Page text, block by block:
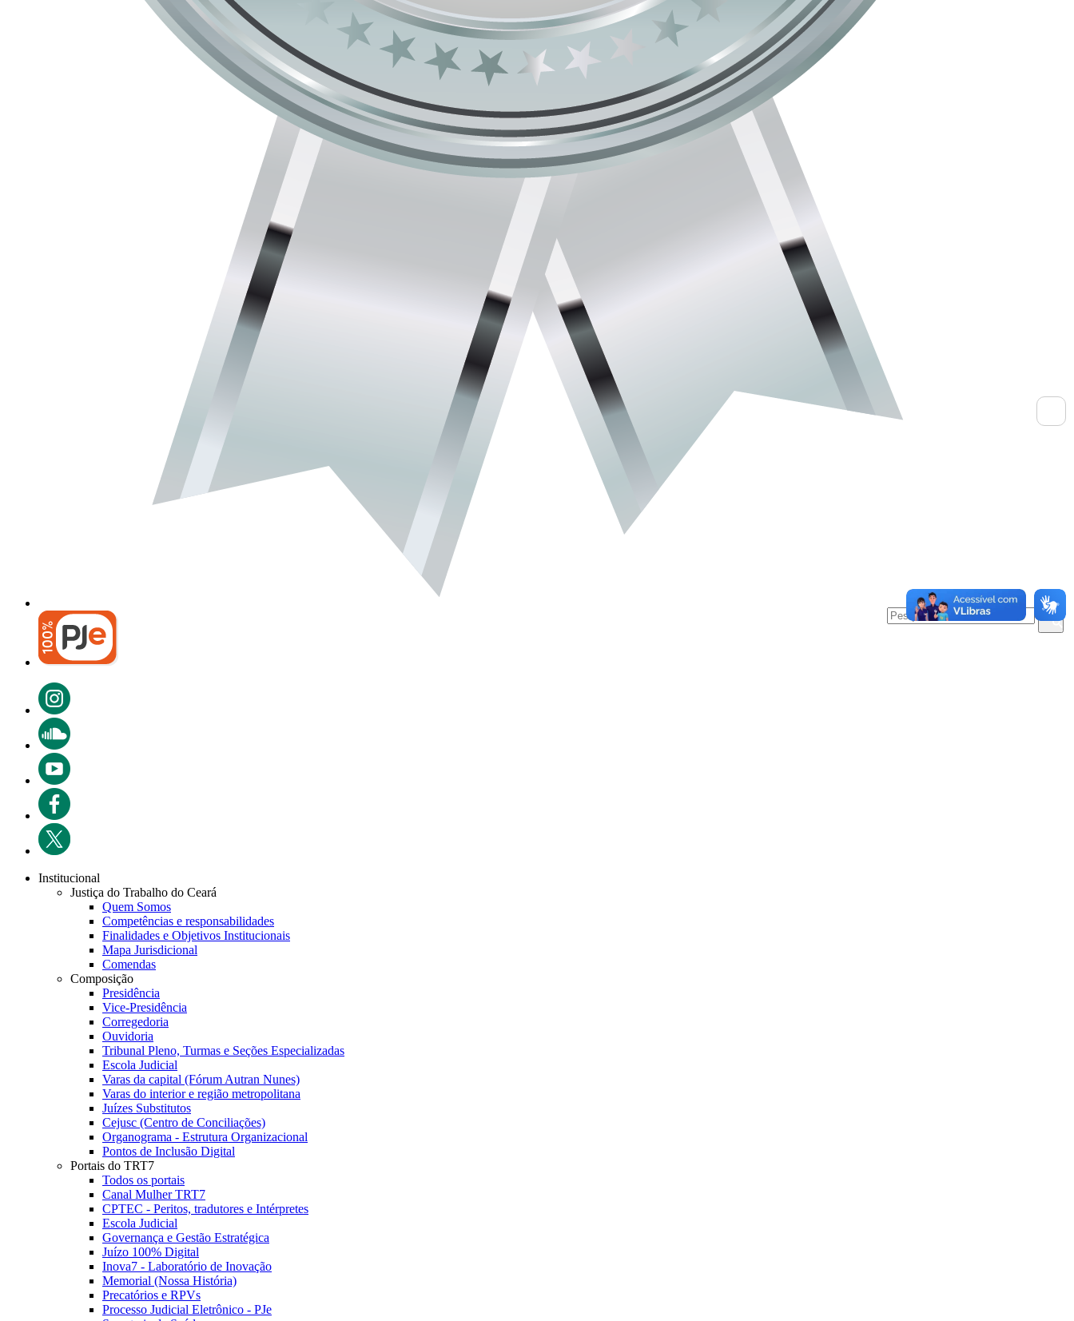
Institucional
Justiça do Trabalho do Ceará
Quem Somos
Competências e responsabilidades
Finalidades e Objetivos Institucionais
Mapa Jurisdicional
Comendas
Composição
Presidência
Vice-Presidência
Corregedoria
Ouvidoria
Tribunal Pleno, Turmas e Seções Especializadas
Escola Judicial
Varas da capital (Fórum Autran Nunes)
Varas do interior e região metropolitana
Juízes Substitutos
Cejusc (Centro de Conciliações)
Organograma - Estrutura Organizacional
Pontos de Inclusão Digital
Portais do TRT7
Todos os portais
Canal Mulher TRT7
CPTEC - Peritos, tradutores e Intérpretes
Escola Judicial
Governança e Gestão Estratégica
Juízo 100% Digital
Inova7 - Laboratório de Inovação
Memorial (Nossa História)
Precatórios e RPVs
Processo Judicial Eletrônico - PJe